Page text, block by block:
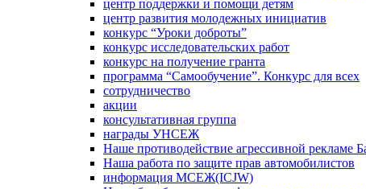
центр поддержки и помощи детям
центр развития молодежных инициатив
конкурс “Уроки доброты”
конкурс исследовательских работ
конкурс на получение гранта
программа “Самообучение”. Конкурс для всех
сотрудничество
акции
консультативная группа
награды УНСЕЖ
Наше противодействие агрессивной рекламе
Наша работа по защите прав автомобилистов
информация МСЕЖ(ICJW)